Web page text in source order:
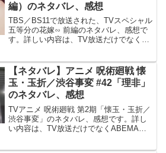
編）のネタバレ、感想
TBS／BS11で放送された、TVスペシャル
五等分の花嫁∽ 前編のネタバレ、感想で
す。詳しい内容は、TV放送だけでなく
（前編）の記事はこちらです。五等分の
花嫁∽ 偶...
【ネタバレ】アニメ 呪術廻戦 懐
玉・玉折／渋谷事変 #42「理非」
のネタバレ、感想
TVアニメ 呪術廻戦 第2期「懐玉・玉折／
渋谷事変」のネタバレ、感想です。詳し
い内容は、TV放送だけでなくABEMA等